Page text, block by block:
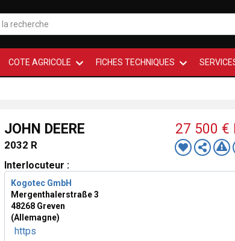
COTE AGRICOLE FICHES TECHNIQUES
JOHN DEERE
2032 R
27 500 €
Interlocuteur :
Kogotec GmbH
Mergenthalerstraße 3
48268 Greven
(Allemagne)
https